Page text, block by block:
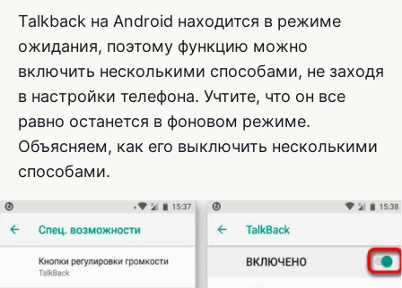
Talkback на Android находится в режиме
ожидания, поэтому функцию можно
включить несколькими способами, не заходя
в настройки телефона. Учтите, что он все
равно останется в фоновом режиме.
Объясняем, как его выключить несколькими
способами.